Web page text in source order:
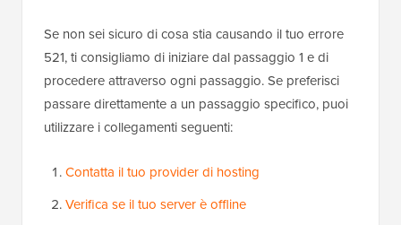
Se non sei sicuro di cosa stia causando il tuo errore
521, ti consigliamo di iniziare dal passaggio 1 e di
procedere attraverso ogni passaggio. Se preferisci
passare direttamente a un passaggio specifico, puoi
utilizzare i collegamenti seguenti:
Contatta il tuo provider di hosting
Verifica se il tuo server è offline